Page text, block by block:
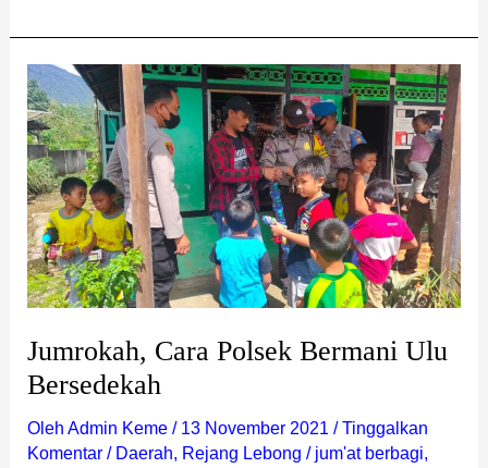
Jumrokah, Cara Polsek Bermani Ulu
Bersedekah
Oleh Admin Keme / 13 November 2021 /Tinggalkan
Komentar / Daerah, Rejang Lebong / jum'at berbagi,
Jumrokah,
Cara
Polsek
Bermani
Ulu
Bersedekah